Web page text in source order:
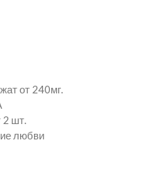
от 240мг.
2 шт.
любви